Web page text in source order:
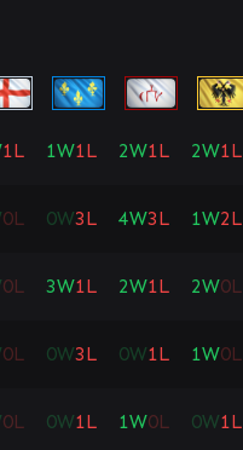
1L 1W1L 2W1L 2W1L
0L 0W3L 4W3L 1W2L
0L 3W1L 2W1L 2W0L
0L 0W3L 0W1L 1W0L
0L 0W1L 1W0L 0W1L